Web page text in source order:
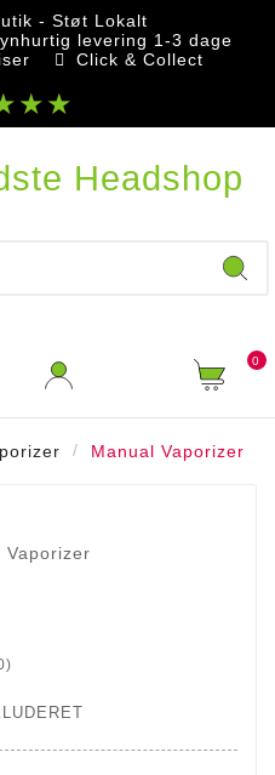
- Støt Lokalt
levering 1-3 dage
Click & Collect
Headshop
0
Manual Vaporizer